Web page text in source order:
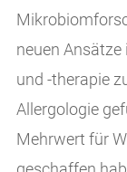
neuen
und -therapie
Allergologie
Mehrwert für